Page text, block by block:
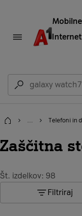
Domov
... Telefoni in
Zaščitna
Št. izdelkov: 98
Filtriraj